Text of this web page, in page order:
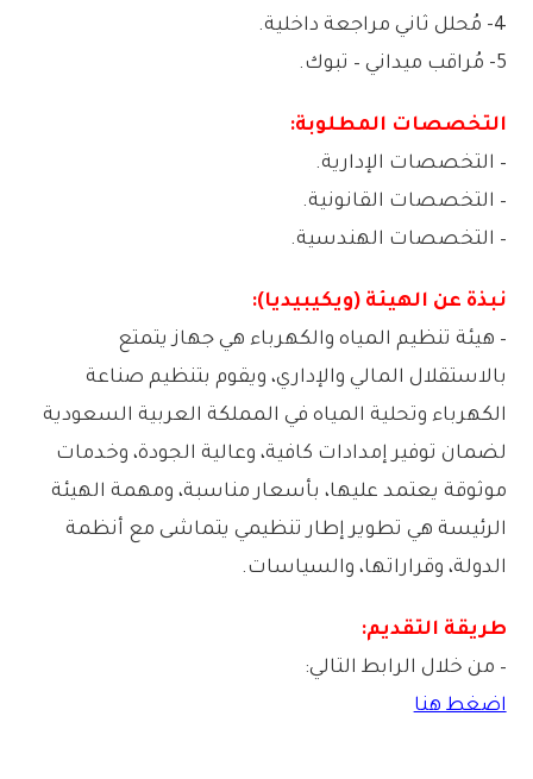
4- مُحلل ثاني مراجعة داخلية.
5- مُراقب ميداني – تبوك.
التخصصات المطلوبة:
– التخصصات الإدارية.
– التخصصات القانونية.
– التخصصات الهندسية.
نبذة عن الهيئة (ويكيبيديا):
– هيئة تنظيم المياه والكهرباء هي جهاز يتمتع
بالاستقلال المالي والإداري، ويقوم بتنظيم صناعة
الكهرباء وتحلية المياه في المملكة العربية السعودية
لضمان توفير إمدادات كافية، وعالية الجودة، وخدمات
موثوقة يعتمد عليها، بأسعار مناسبة، ومهمة الهيئة
الرئيسة هي تطوير إطار تنظيمي يتماشى مع أنظمة
الدولة، وقراراتها، والسياسات.
طريقة التقديم:
– من خلال الرابط التالي:
اضغط هنا